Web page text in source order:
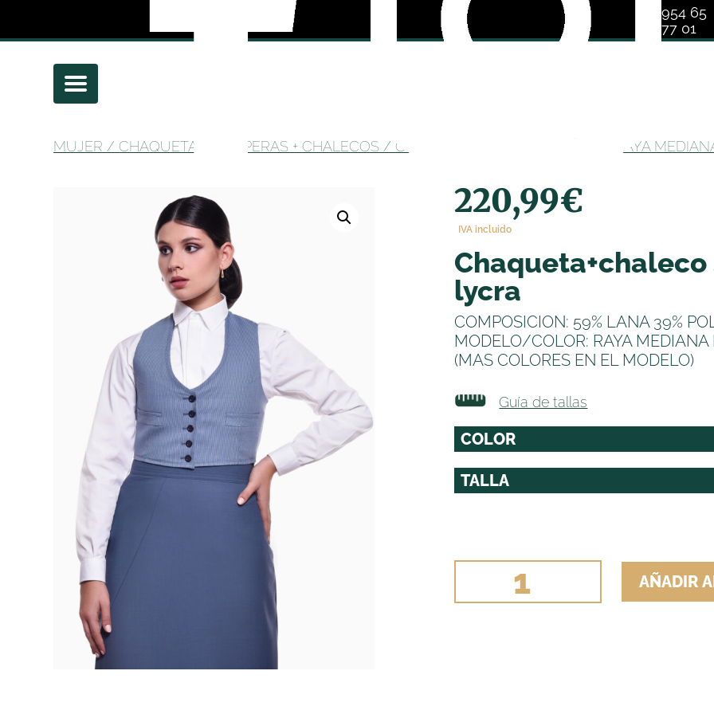
954 65
77 01
MUJER /CHAQUETAS CAMPERAS + CHALECOS / CHAQUETA+CHALECO SEÑORA RAYA
220,99€
IVA incluido
chaqueta+chaleco señora raya mediana
lycra
COMPOSICION: 59% LANA 39%
MODELO/COLOR: RAYA MEDIANA
(MAS COLORES EN EL MODELO)
Guía de tallas
CHAQUETA+CHALECO
SEÑORA
AÑADIR